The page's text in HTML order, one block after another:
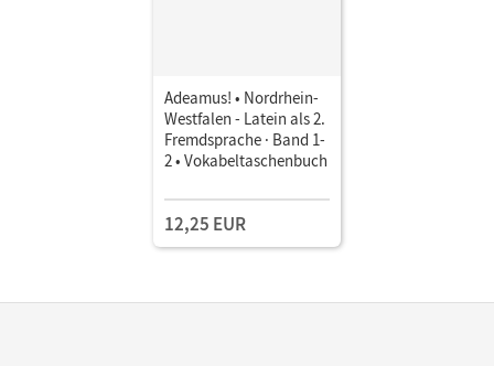
Adeamus! • Nordrhein-
Westfalen - Latein als 2.
Fremdsprache · Band 1-
2 • Vokabeltaschenbuch
12,25 EUR